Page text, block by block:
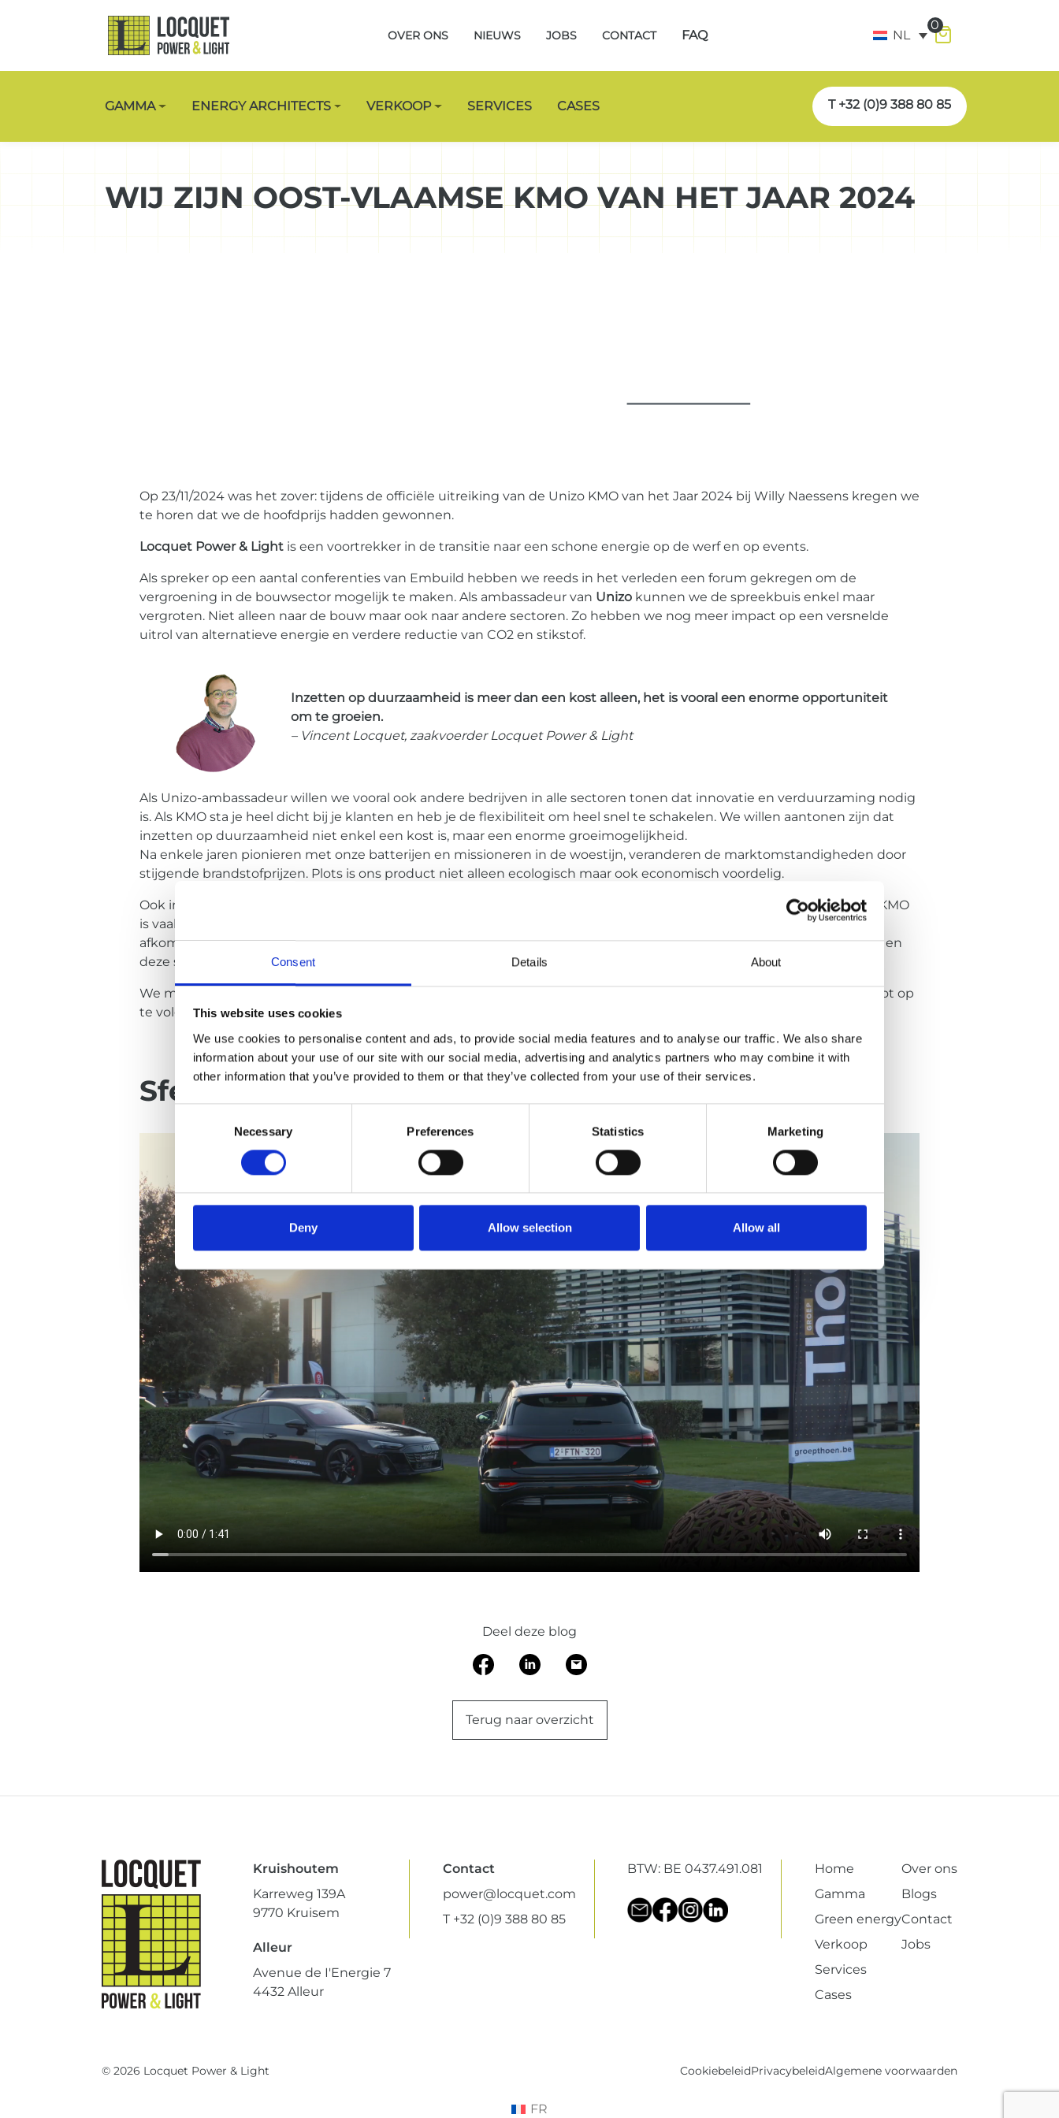
Consent Details About
This website uses cookies
We use cookies to personalise content and ads, to provide social media features and to analyse our traffic. We also share
information about your use of our site with our social media, advertising and analytics partners who may combine it with
other information that you’ve provided to them or that they’ve collected from your use of their services.
Selection
Necessary Preferences Statistics Marketing
Deny Allow selection Allow all
OVER ONS NIEUWS JOBS CONTACT FAQ NL
0
GAMMA ENERGY ARCHITECTS VERKOOP SERVICES CASES T +32 (0)9 388 80 85
WIJ ZIJN OOST-VLAAMSE KMO VAN HET JAAR 2024
Op 23/11/2024 was het zover: tijdens de officiële uitreiking van de Unizo KMO van het Jaar 2024 bij Willy Naessens kregen we
te horen dat we de hoofdprijs hadden gewonnen.
Locquet Power & Light is een voortrekker in de transitie naar een schone energie op de werf en op events.
Als spreker op een aantal conferenties van Embuild hebben we reeds in het verleden een forum gekregen om de
vergroening in de bouwsector mogelijk te maken. Als ambassadeur van Unizo kunnen we de spreekbuis enkel maar
vergroten. Niet alleen naar de bouw maar ook naar andere sectoren. Zo hebben we nog meer impact op een versnelde
uitrol van alternatieve energie en verdere reductie van CO2 en stikstof.
Inzetten op duurzaamheid is meer dan een kost alleen, het is vooral een enorme opportuniteit
om te groeien.
– Vincent Locquet, zaakvoerder Locquet Power & Light
Als Unizo-ambassadeur willen we vooral ook andere bedrijven in alle sectoren tonen dat innovatie en verduurzaming nodig
is. Als KMO sta je heel dicht bij je klanten en heb je de flexibiliteit om heel snel te schakelen. We willen aantonen zijn dat
inzetten op duurzaamheid niet enkel een kost is, maar een enorme groeimogelijkheid.
Na enkele jaren pionieren met onze batterijen en missioneren in de woestijn, veranderen de marktomstandigheden door
stijgende brandstofprijzen. Plots is ons product niet alleen ecologisch maar ook economisch voordelig.
Ook in andere sectoren gaat nieuwe regelgeving de meest duurzame oplossing een competitief voordeel geven. De KMO
is vaak beter geplaatst dan grote multinationals om pragmatisch en snel in te spelen op de veranderingen die op ons
afkomen. Ons stappenplan van digitalisatie en opmeten van verbruik, ontwikkeling van alternatieve batterijsystemen en
deze spelenderwijs uitproberen en verbeteren bij klanten kan hier zeker een voorbeeld in zijn.
We merken ook dat (lokale) overheden niet altijd de middelen of kennis in huis hebben om de wetgeving rond uitstoot op
te volgen. Ook hierin willen we als UNIZO-ambassadeur een rol spelen zodat het speelveld voor iedereen gelijk wordt.
Sfeerbeelden van de officiële uitreiking
Deel deze blog
Terug naar overzicht
Kruishoutem
Karreweg 139A
9770 Kruisem
Alleur
Avenue de I'Energie 7
4432 Alleur
Contact
power@locquet.com
T +32 (0)9 388 80 85
BTW: BE 0437.491.081
Home
Gamma
Green energy
Verkoop
Services
Cases
Over ons
Blogs
Contact
Jobs
© 2026 Locquet Power & Light CookiebeleidPrivacybeleidAlgemene voorwaarden
FR